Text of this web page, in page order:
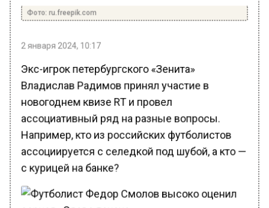
Экс-игрок петербургского «Зенита»
Владислав Радимов принял участие в
новогоднем квизе RT и провел
ассоциативный ряд на разные вопросы.
Например, кто из российских футболистов
ассоциируется с селедкой под шубой, а кто —
с курицей на банке?